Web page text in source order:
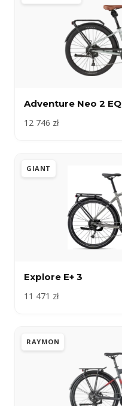
Adventure Neo 2 EQ
12 746 zł
GIANT
Explore E+ 3
11 471 zł
RAYMON